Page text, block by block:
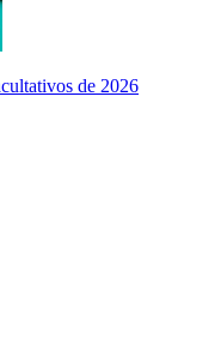
de 2026